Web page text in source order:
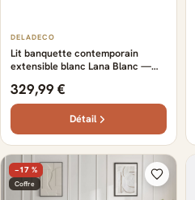
DELADECO
Lit banquette contemporain
extensible blanc Lana Blanc —
329,99 €
Détail
−17 %
Coffre